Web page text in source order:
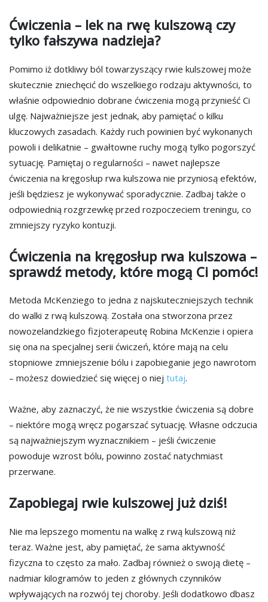
Ćwiczenia – lek na rwę kulszową czy
tylko fałszywa nadzieja?
Pomimo iż dotkliwy ból towarzyszący rwie kulszowej może
skutecznie zniechęcić do wszelkiego rodzaju aktywności, to
właśnie odpowiednio dobrane ćwiczenia mogą przynieść Ci
ulgę. Najważniejsze jest jednak, aby pamiętać o kilku
kluczowych zasadach. Każdy ruch powinien być wykonanych
powoli i delikatnie – gwałtowne ruchy mogą tylko pogorszyć
sytuację. Pamiętaj o regularności – nawet najlepsze
ćwiczenia na kręgosłup rwa kulszowa nie przyniosą efektów,
jeśli będziesz je wykonywać sporadycznie. Zadbaj także o
odpowiednią rozgrzewkę przed rozpoczeciem treningu, co
zmniejszy ryzyko kontuzji.
Ćwiczenia na kręgosłup rwa kulszowa –
sprawdź metody, które mogą Ci pomóc!
Metoda McKenziego to jedna z najskuteczniejszych technik
do walki z rwą kulszową. Została ona stworzona przez
nowozelandzkiego fizjoterapeutę Robina McKenzie i opiera
się ona na specjalnej serii ćwiczeń, które mają na celu
stopniowe zmniejszenie bólu i zapobieganie jego nawrotom
– możesz dowiedzieć się więcej o niej tutaj.
Ważne, aby zaznaczyć, że nie wszystkie ćwiczenia są dobre
– niektóre mogą wręcz pogarszać sytuację. Własne odczucia
są najważniejszym wyznacznikiem – jeśli ćwiczenie
powoduje wzrost bólu, powinno zostać natychmiast
przerwane.
Zapobiegaj rwie kulszowej już dziś!
Nie ma lepszego momentu na walkę z rwą kulszową niż
teraz. Ważne jest, aby pamiętać, że sama aktywność
fizyczna to często za mało. Zadbaj również o swoją dietę –
nadmiar kilogramów to jeden z głównych czynników
wpływających na rozwój tej choroby. Jeśli dodatkowo dbasz